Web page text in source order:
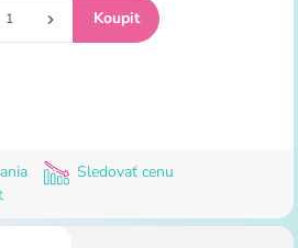
Sledovať cenu